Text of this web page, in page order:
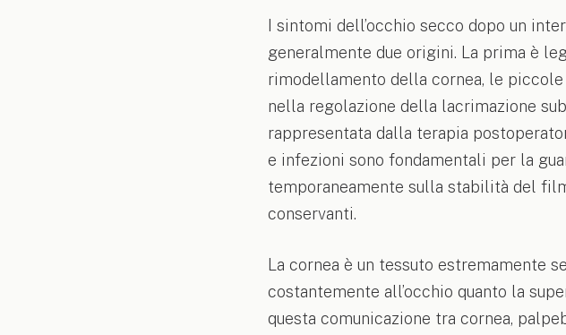
I sintomi dell’occhio secco dopo un
generalmente due origini. La prima è
rimodellamento della cornea, le
nella regolazione della lacrimazione
rappresentata dalla terapia
e infezioni sono fondamentali per la
temporaneamente sulla stabilità del
conservanti.
La cornea è un tessuto estremamente
costantemente all’occhio quanto la
questa comunicazione tra cornea,